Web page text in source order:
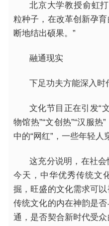
北京大学教授俞虹
粒种子，在改革创新孕
断地结出硕果。”
融通现实
下足功夫方能深入时
文化节目正在引发“
物馆热”“文创热”“汉服
中的“网红”，一些年轻人
这充分说明，在社
今天，中华优秀传统文
掘，旺盛的文化需求可
传统文化的内在神韵是
通，是否契合新时代受